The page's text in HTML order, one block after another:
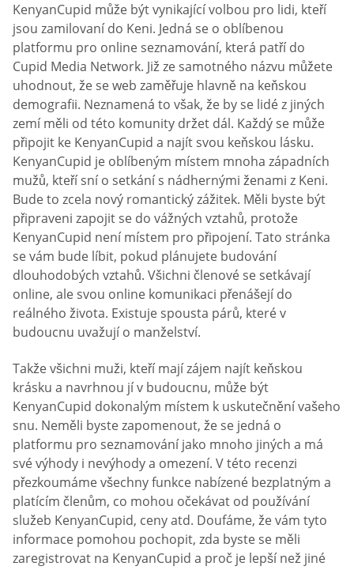
KenyanCupid může být vynikající volbou pro lidi, kteří
jsou zamilovaní do Keni. Jedná se o oblíbenou
platformu pro online seznamování, která patří do
Cupid Media Network. Již ze samotného názvu můžete
uhodnout, že se web zaměřuje hlavně na keňskou
demografii. Neznamená to však, že by se lidé z jiných
zemí měli od této komunity držet dál. Každý se může
připojit ke KenyanCupid a najít svou keňskou lásku.
KenyanCupid je oblíbeným místem mnoha západních
mužů, kteří sní o setkání s nádhernými ženami z Keni.
Bude to zcela nový romantický zážitek. Měli byste být
připraveni zapojit se do vážných vztahů, protože
KenyanCupid není místem pro připojení. Tato stránka
se vám bude líbit, pokud plánujete budování
dlouhodobých vztahů. Všichni členové se setkávají
online, ale svou online komunikaci přenášejí do
reálného života. Existuje spousta párů, které v
budoucnu uvažují o manželství.
Takže všichni muži, kteří mají zájem najít keňskou
krásku a navrhnou jí v budoucnu, může být
KenyanCupid dokonalým místem k uskutečnění vašeho
snu. Neměli byste zapomenout, že se jedná o
platformu pro seznamování jako mnoho jiných a má
své výhody i nevýhody a omezení. V této recenzi
přezkoumáme všechny funkce nabízené bezplatným a
platícím členům, co mohou očekávat od používání
služeb KenyanCupid, ceny atd. Doufáme, že vám tyto
informace pomohou pochopit, zda byste se měli
zaregistrovat na KenyanCupid a proč je lepší než jiné